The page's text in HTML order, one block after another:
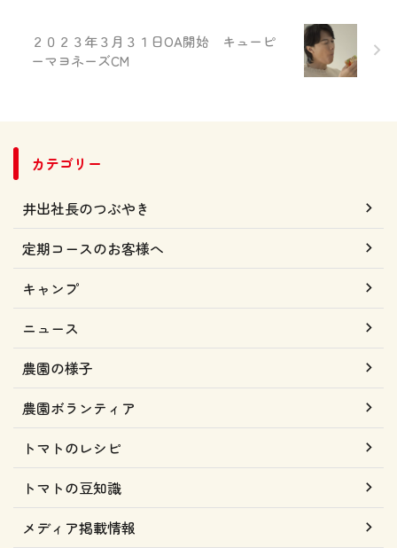
２０２３年３月３１日OA開始 キューピ
ーマヨネーズCM
カテゴリー
井出社長のつぶやき
定期コースのお客様へ
キャンプ
ニュース
農園の様子
農園ボランティア
トマトのレシピ
トマトの豆知識
メディア掲載情報